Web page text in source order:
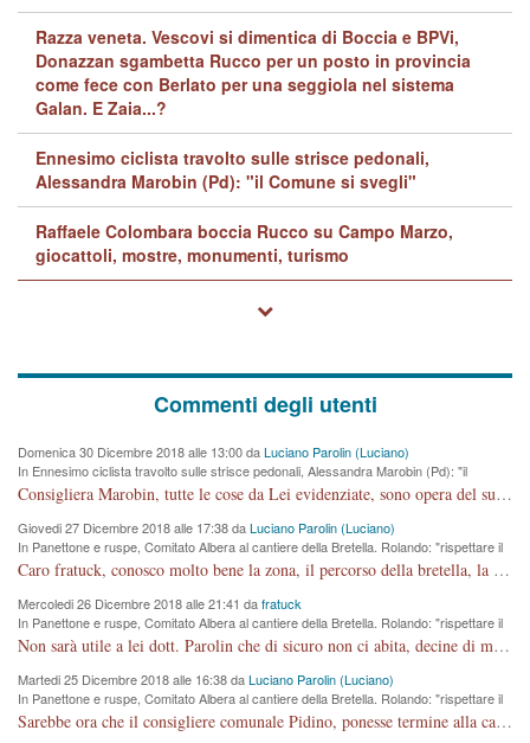
Razza veneta. Vescovi si dimentica di Boccia e BPVi,
Donazzan sgambetta Rucco per un posto in provincia
come fece con Berlato per una seggiola nel sistema
Galan. E Zaia...?
Ennesimo ciclista travolto sulle strisce pedonali,
Alessandra Marobin (Pd): "il Comune si svegli"
Raffaele Colombara boccia Rucco su Campo Marzo,
giocattoli, mostre, monumenti, turismo
Commenti degli utenti
Domenica 30 Dicembre 2018 alle 13:00 daLuciano Parolin (Luciano)
In Ennesimo ciclista travolto sulle strisce pedonali, Alessandra Marobin (Pd): "il
Comune si svegli"
Consigliera Marobin, tutte le cose da Lei evidenziate, sono opera del suo ex Assessore e compagno di Partito Antonio Marco Dalla Pozza Assessore alla "progettazione" di piste ciclabili e altre porcherie. A lui manderei il conto da saldare per incidenti e danni alle persone. E' ora che "finiamola." Avete perso rassegnatevi. qui IL SINDACO RUCCO NON C'ENTRA PER NIENTE. CAPITO!!!!!!!! Amen.
Giovedi 27 Dicembre 2018 alle 17:38 daLuciano Parolin (Luciano)
In Panettone e ruspe, Comitato Albera al cantiere della Bretella. Rolando: "rispettare il
cronoprogramma"
Caro fratuck, conosco molto bene la zona, il percorso della bretella, la situazione dei cittadini, abito in Viale Trento. A partire dal 2003 ho partecipato al Comitato di Maddalene pro bretella, e a riunioni propositive per apportare modifiche al progetto. Numerose mie foto del territorio sono arrivate a Roma, altri miei interventi (non graditi dalla Sx) sono stati pubblicati dal GdV, assieme ad altri come Ciro Asproso, ora favorevole alla bretella. Ho partecipato alla raccolta firme per la chiusura della strada x 5 giorni eseguita dal Sindaco Hullwech per sforamento 180 Micro/g. Pertanto come impegno per la tematica sono apposto con la coscienza. Ora il Progetto è partito, fine! Voglio dire che la nuova Giunta "comunale" non c'entra più. L'opera sarà "malauguratamente" eseguita, ma non con il mio placet. Il Consigliere Comunale dovrebbe capire che la campagna elettorale è finita, con buona pace di tutti. Quello che invece dovrebbe interessare è la proprietà della strada, dall'uscita autostradale Ovest, sino alla Rotatoria dell'Albara, vi sono tre possessori: Autostrade SpA; La Provincia, il Comune. Come la mettiamo per il futuro ? I costi, da 50 sono saliti a 100 milioni di € come dire 20 milioni a KM (!) da non credere. Comunque si farà. Ma nessuno canti Vittoria, anzi meglio non farne un ulteriore fatto "partitico" per questioni elettorali o di seggio. Se mi manda la sua mail, sono disponibile ad inviare i documenti e le foto sopra descritte. Con ossequi, Luciano Parolin
Mercoledi 26 Dicembre 2018 alle 21:41 dafratuck
In Panettone e ruspe, Comitato Albera al cantiere della Bretella. Rolando: "rispettare il
cronoprogramma"
Non sarà utile a lei dott. Parolin che di sicuro non ci abita, decine di migliaia di TIR, automobili e padroncini che passano quotidianamente per una strada appena rotabile, non è più possibile stendere i panni, attraversare la strada senza rischiare la morte, le case stanno crepando, i tempi sono cambiati e la bretella non passerà assolutamente per maddalene (ma cosa sta a dire?!), dia invece responsabilità a chi ha costruito tagliando la strada che doveva invece terminare a isola vicentina e non al moracchino lasciando Motta di Costabissara ancora in panne di traffico. I tempi sono cambiati dottore e se l'anagrafe della vita stagna nell'essere umano impressioni conservatrici, la società non le considera perchè va avanti, si industrializza e ha bisogno di infrastrutture e di sviluppo. Ultima considerazione, se è geloso di Rolando perchè vede in lui solo campagne politiche mentre si difendono i SOLI diritti dei cittadini, la preghiamo faccia considerazioni più appropriate. Saluti e complimenti per i suoi scritti.
Martedi 25 Dicembre 2018 alle 16:38 daLuciano Parolin (Luciano)
In Panettone e ruspe, Comitato Albera al cantiere della Bretella. Rolando: "rispettare il
cronoprogramma"
Sarebbe ora che il consigliere comunale Pidino, ponesse termine alla campagna elettorale nel territorio del suo seggio Villaggio del Sole. La tiraca è iniziata, distruggerà 6 km di prateria ovest della città, ricca di fonti e sorgenti d'acqua. I cittadini di Maddalene non avranno più Pace la notte. Molta colpa per la costruzione di questa Strada è proprio del signor Rolando,dei suoi gazebo mobili e che vuol far passare questa opera VANDALICA come progetto "utile" a chi ? Non è cosa seria sig. Rolando!